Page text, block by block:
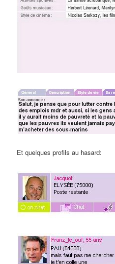
Et quelques profils au hasard: